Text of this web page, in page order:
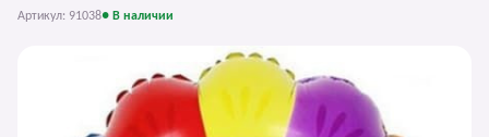
Артикул: 91038● В наличии